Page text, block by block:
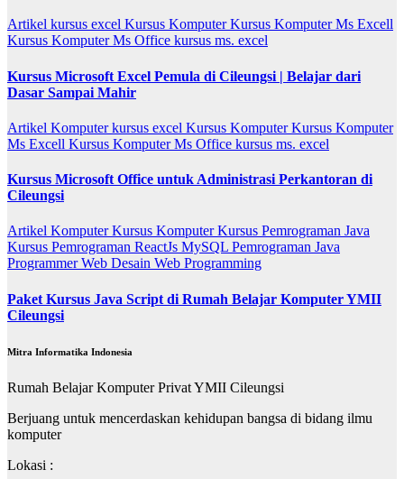
Artikel kursus excel Kursus KomputerKursus Komputer Ms Excell
Kursus Komputer Ms Office kursus ms. excel
Kursus Microsoft Excel Pemula di Cileungsi | Belajar dari
Dasar Sampai Mahir
Artikel Komputerkursus excel Kursus KomputerKursus Komputer
Ms Excell Kursus Komputer Ms Office kursus ms. excel
Kursus Microsoft Office untuk Administrasi Perkantoran di
Cileungsi
Artikel KomputerKursus KomputerKursus Pemrograman Java
Kursus Pemrograman ReactJs MySQL Pemrograman Java
ProgrammerWeb Desain Web Programming
Paket Kursus Java Script di Rumah Belajar Komputer YMII
Cileungsi
Mitra Informatika Indonesia
Rumah Belajar Komputer Privat YMII Cileungsi
Berjuang untuk mencerdaskan kehidupan bangsa di bidang ilmu
komputer
Lokasi :